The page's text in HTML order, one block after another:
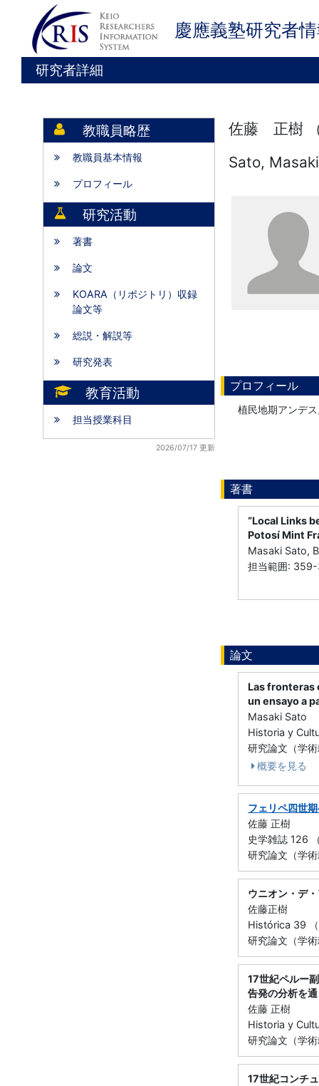
慶應義塾研究者
研究者詳細
教職員略歴
教職員基本情報
プロフィール
研究活動
著書
論文
KOARA（リポジトリ）収録
論文等
総説・解説等
研究発表
教育活動
担当授業科目
2026/07/17 更新
佐藤 正樹
Sato, Masaki
プロフィール
植民地期アンデ
著書
“Local Links
Potosí Mint
Masaki Sato,
担当範囲:
論文
Las fronteras
un ensayo a
Masaki Sato
Historia y
研究論文（学
概要を見る
フェリペ四世
佐藤 正樹
史学雑誌 126
研究論文（学
ウニオン・デ
佐藤正樹
Histórica 39
研究論文（学
17世紀ペルー
告発の分析を
佐藤 正樹
Historia y
研究論文（学
17世紀コンチ